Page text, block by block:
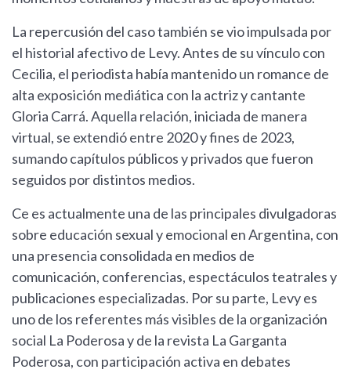
La repercusión del caso también se vio impulsada por
el historial afectivo de Levy. Antes de su vínculo con
Cecilia, el periodista había mantenido un romance de
alta exposición mediática con la actriz y cantante
Gloria Carrá. Aquella relación, iniciada de manera
virtual, se extendió entre 2020 y fines de 2023,
sumando capítulos públicos y privados que fueron
seguidos por distintos medios.
Ce es actualmente una de las principales divulgadoras
sobre educación sexual y emocional en Argentina, con
una presencia consolidada en medios de
comunicación, conferencias, espectáculos teatrales y
publicaciones especializadas. Por su parte, Levy es
uno de los referentes más visibles de la organización
social La Poderosa y de la revista La Garganta
Poderosa, con participación activa en debates